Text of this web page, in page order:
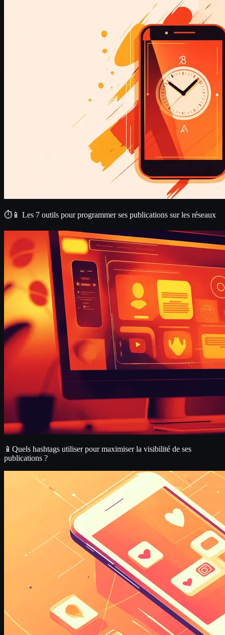
⏱️📱 Les 7 outils pour programmer ses publications sur les réseaux
📱Quels hashtags utiliser pour maximiser la visibilité de ses
publications ?